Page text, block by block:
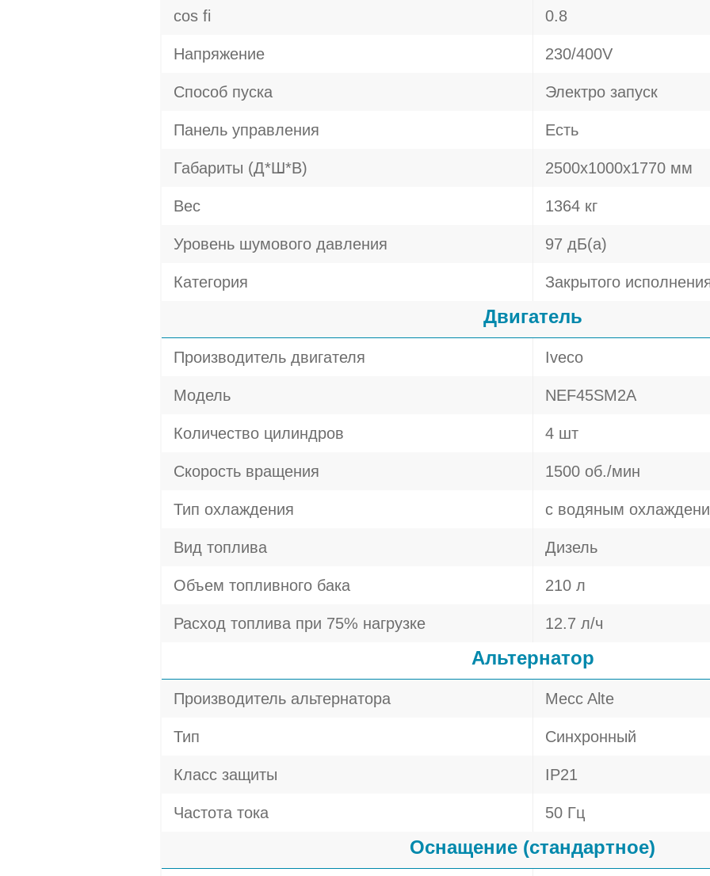
cos fi 0.8
Напряжение 230/400V
Способ пуска Электро запуск
Панель управления Есть
Габариты (Д*Ш*В) 2500х1000х1770 мм
Вес 1364 кг
Уровень шумового давления 97 дБ(а)
Категория Закрытого
Двигатель
Производитель двигателя Iveco
Модель NEF45SM2A
Количество цилиндров 4 шт
Скорость вращения 1500 об./мин
Тип охлаждения с водяным
Вид топлива Дизель
Объем топливного бака 210 л
Расход топлива при 75% нагрузке 12.7 л/ч
Альтернатор
Производитель альтернатора Mecc Alte
Тип Синхронный
Класс защиты IP21
Частота тока 50 Гц
Оснащение (стандартное)